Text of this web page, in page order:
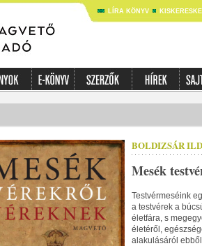
LÍRA KÖNYV
BOLDIZSÁR
Mesék
Testvérmeséink
a testvérek a
életfára, s
életéről,
alakulásáról